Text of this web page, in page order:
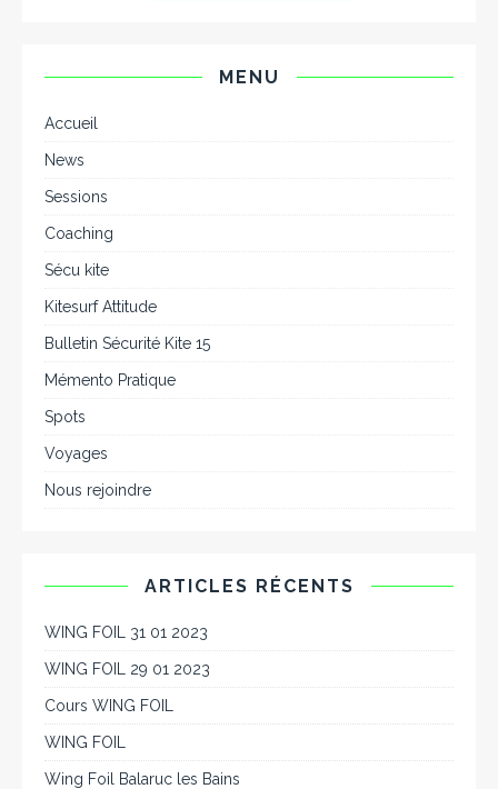
MENU
Accueil
News
Sessions
Coaching
Sécu kite
Kitesurf Attitude
Bulletin Sécurité Kite 15
Mémento Pratique
Spots
Voyages
Nous rejoindre
ARTICLES RÉCENTS
WING FOIL 31 01 2023
WING FOIL 29 01 2023
Cours WING FOIL
WING FOIL
Wing Foil Balaruc les Bains